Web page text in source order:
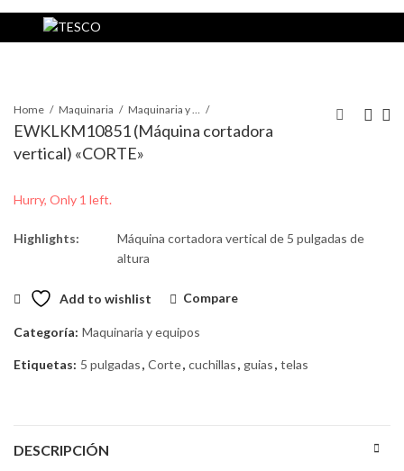
Home Maquinaria Maquinaria y equipos
EWKLKM10851 (Máquina cortadora
vertical) «CORTE»
Hurry, Only 1 left.
Highlights:
Máquina cortadora vertical de 5 pulgadas de
altura
Add to wishlist Compare
Categoría: Maquinaria y equipos
Etiquetas: 5 pulgadas, Corte, cuchillas, guias, telas
DESCRIPCIÓN